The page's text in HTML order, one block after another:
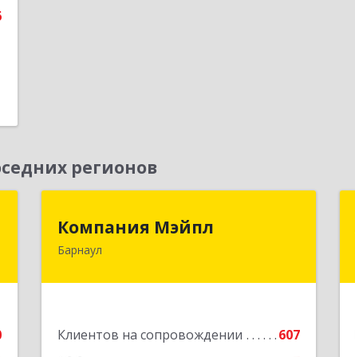
регионов
Компания Мэйпл
Барнаул
Клиентов на сопровождении
607
Компания Мэйпл
656038, Алтайский край, Барнаул г,